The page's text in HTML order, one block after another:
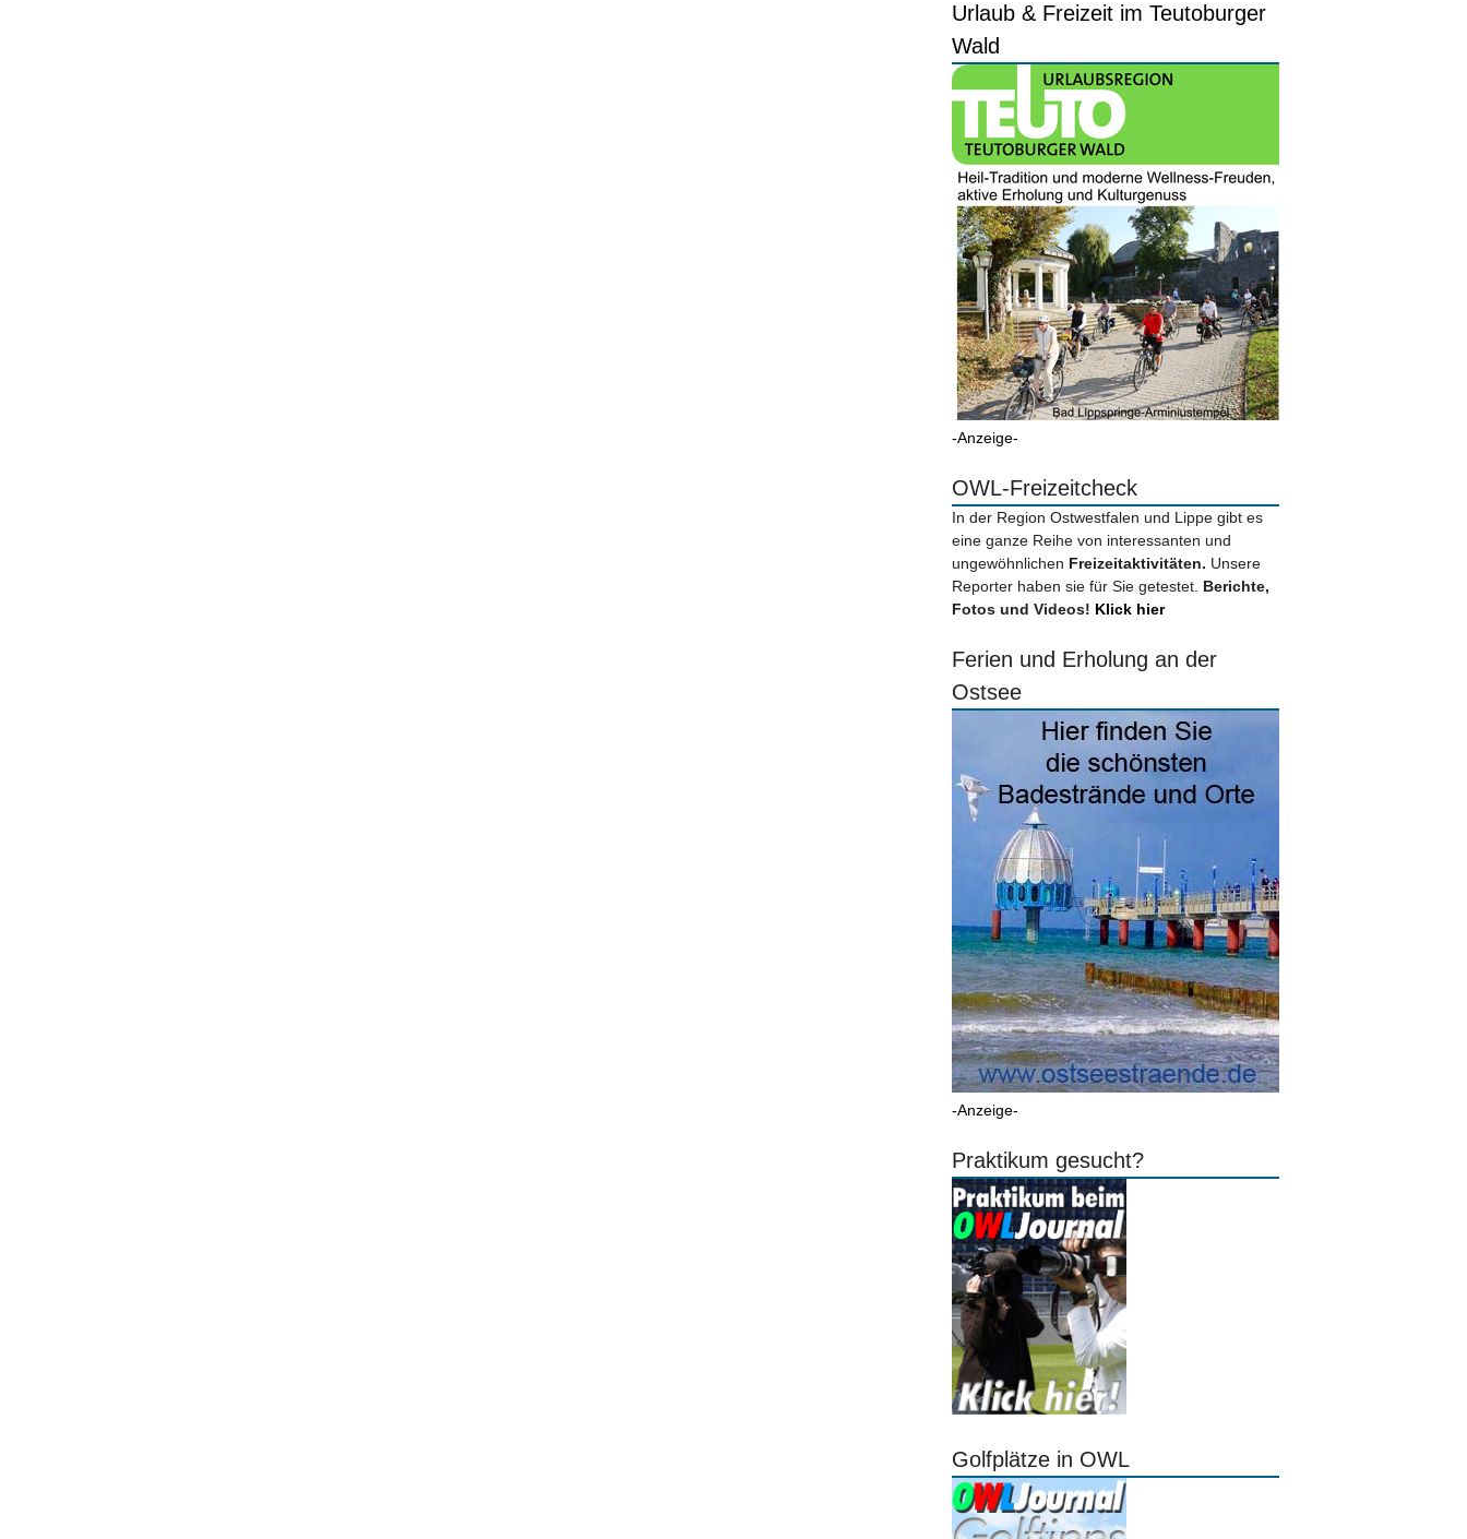
Urlaub & Freizeit im Teutoburger
Wald
-Anzeige-
OWL-Freizeitcheck
In der Region Ostwestfalen und Lippe gibt es
eine ganze Reihe von interessanten und
ungewöhnlichen Freizeitaktivitäten. Unsere
Reporter haben sie für Sie getestet. Berichte,
Fotos und Videos! Klick hier
Ferien und Erholung an der
Ostsee
-Anzeige-
Praktikum gesucht?
Golfplätze in OWL